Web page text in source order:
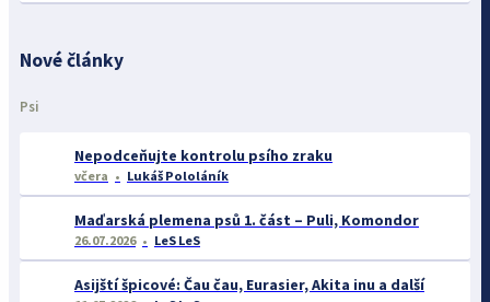
Nové články
Psi
Nepodceňujte kontrolu psího zraku
včera Lukáš Pololáník
Maďarská plemena psů 1. část – Puli, Komondor
26.07.2026 LeS LeS
Asijští špicové: Čau čau, Eurasier, Akita inu a další